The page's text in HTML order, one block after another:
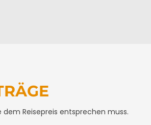
Reisepreis entsprechen muss.